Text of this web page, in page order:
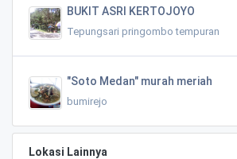
BUKIT ASRI KERTOJOYO
Tepungsari pringombo tempuran
"Soto Medan" murah meriah
bumirejo
Lokasi Lainnya